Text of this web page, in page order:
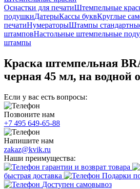
Оснастки для печатиШтемпельные
подушкиДатерыКассы буквКруглые
печатиНумераторыШтампы
штамповНастольные штемпельные
штампы
Краска штемпельная
черная 45 мл, на водной
Если у вас есть вопросы:
Позвоните нам
+7 495 649-65-88
Напишите нам
zakaz@kvik.ru
Наши преимущества:
гарантии и возврат товара
быстрая доставка
Подарки
Доступен самовывоз